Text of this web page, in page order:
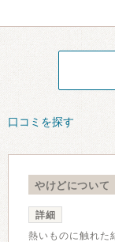
口コミを探す
やけどについて
詳細
熱いものに触れた